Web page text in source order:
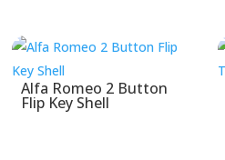
Alfa Romeo 2 Button
Flip Key Shell